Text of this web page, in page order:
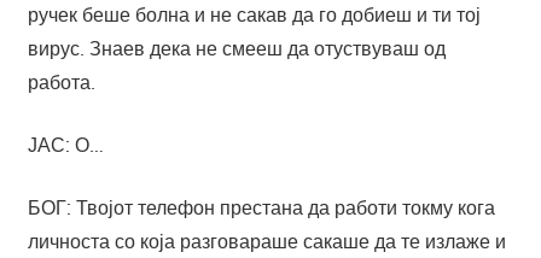
ручек беше болна и не сакав да го добиеш и ти тој
вирус. Знаев дека не смееш да отуствуваш од
работа.
ЈАС: О…
БОГ: Твојот телефон престана да работи токму кога
личноста со која разговараше сакаше да те излаже и